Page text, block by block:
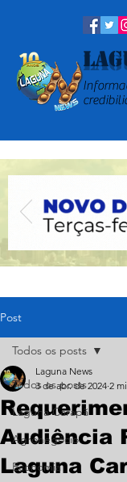
Post
Todos os posts
Laguna Carapã
Agronegócio
Economia
Todos os posts
Audiência
Laguna
Laguna News
3 de abr. de 2024 2